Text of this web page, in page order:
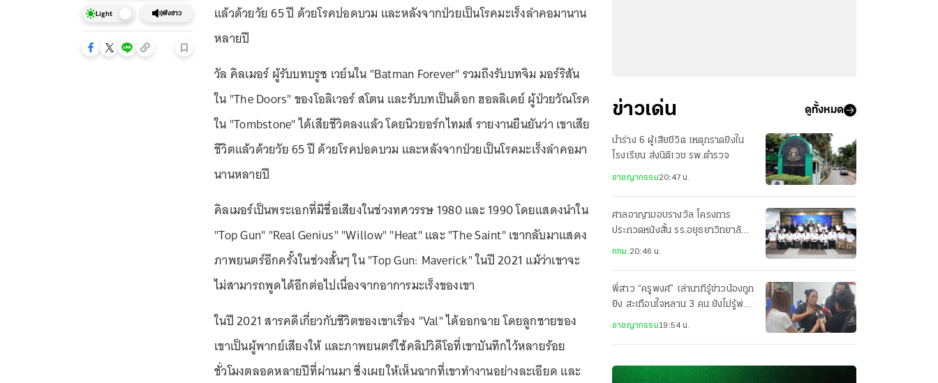
Light ฟังข่าว
แล้วด้วยวัย 65 ปี ด้วยโรคปอดบวม และหลังจากป่วยเป็นโรคมะเร็งลำคอมานาน
หลายปี
วัล คิลเมอร์ ผู้รับบทบรูซ เวย์นใน "Batman Forever" รวมถึงรับบทจิม มอร์ริสัน
ใน "The Doors" ของโอลิเวอร์ สโตน และรับบทเป็นด็อก ฮอลลิเดย์ ผู้ป่วยวัณโรค
ใน "Tombstone" ได้เสียชีวิตลงแล้ว โดยนิวยอร์กไทมส์ รายงานยืนยันว่า เขาเสีย
ชีวิตแล้วด้วยวัย 65 ปี ด้วยโรคปอดบวม และหลังจากป่วยเป็นโรคมะเร็งลำคอมา
นานหลายปี
คิลเมอร์เป็นพระเอกที่มีชื่อเสียงในช่วงทศวรรษ 1980 และ 1990 โดยแสดงนำใน
"Top Gun" "Real Genius" "Willow" "Heat" และ "The Saint" เขากลับมาแสดง
ภาพยนตร์อีกครั้งในช่วงสั้นๆ ใน "Top Gun: Maverick" ในปี 2021 แม้ว่าเขาจะ
ไม่สามารถพูดได้อีกต่อไปเนื่องจากอาการมะเร็งของเขา
ในปี 2021 สารคดีเกี่ยวกับชีวิตของเขาเรื่อง "Val" ได้ออกฉาย โดยลูกชายของ
เขาเป็นผู้พากย์เสียงให้ และภาพยนตร์ใช้คลิปวิดีโอที่เขาบันทึกไว้หลายร้อย
ชั่วโมงตลอดหลายปีที่ผ่านมา ซึ่งเผยให้เห็นฉากที่เขาทำงานอย่างละเอียด และ
ข่าวเด่น ดูทั้งหมด
นำร่าง 6 ผู้เสียชีวิต เหตุกราดยิงใน
โรงเรียน ส่งนิติเวช รพ.ตำรวจ
อาชญากรรม20:47 น.
ศาลอาญามอบรางวัล โครงการ
ประกวดหนังสั้น รร.อยุธยาวิทยาลัย
กทม.20:46 น.
พี่สาว “ครูพงศ์” เล่านาทีรู้ข่าวน้องถูก
ยิง สะเทือนใจหลาน 3 คน ยังไม่รู้พ่อ
อาชญากรรม19:54 น.